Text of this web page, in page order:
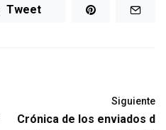
Tweet
Siguiente
Crónica de los enviados d